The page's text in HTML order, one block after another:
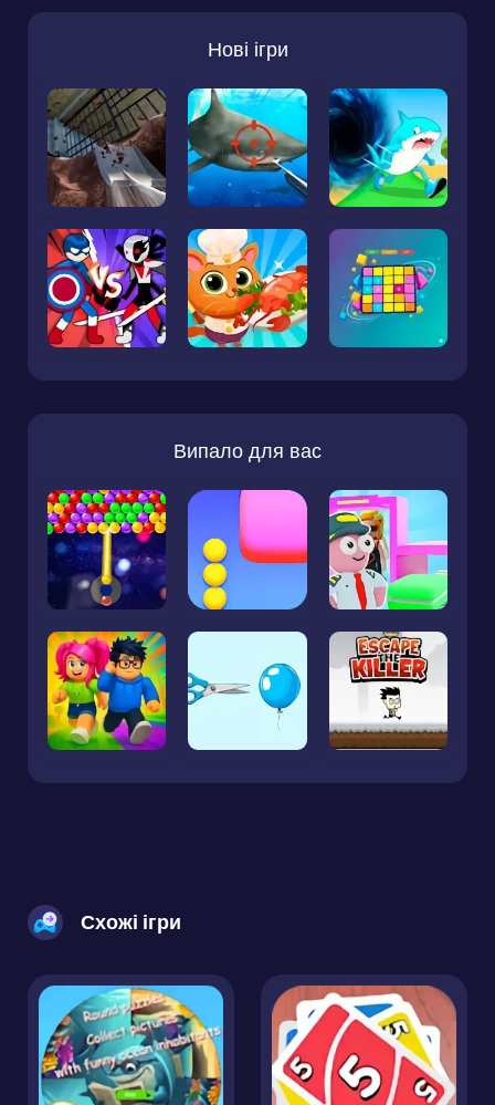
Нові ігри
Випало для вас
Схожі ігри